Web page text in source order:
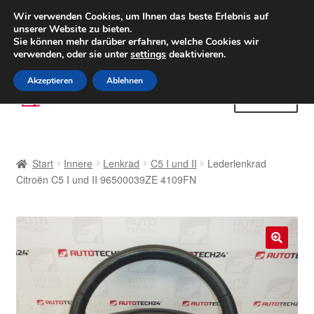
LIEFERUNG ab 6 EUR
Weltweiter Versand
(800) 500 564Mo-Fr 9-16 Uhr
Zur
Navigation
Zum
Inhalt
AGB
Beschwerdeordnung
Datenschutz-Bestimmungen
Start Innere Lenkrad C5 I und II
Lederlenkrad
Citroën C5 I und II 96500039ZE 4109FN
🔍
Wir verwenden Cookies, um Ihnen das beste Erlebnis auf
unserer Website zu bieten.
Sie können mehr darüber erfahren, welche Cookies wir
verwenden, oder sie untersettings deaktivieren.
Akzeptieren Ablehnen